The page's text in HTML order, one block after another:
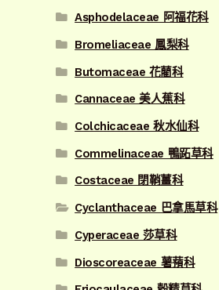
Asphodelaceae 阿福花科
Bromeliaceae 鳳梨科
Butomaceae 花藺科
Cannaceae 美人蕉科
Colchicaceae 秋水仙科
Commelinaceae 鴨跖草科
Costaceae 閉鞘薑科
Cyclanthaceae 巴拿馬草科
Cyperaceae 莎草科
Dioscoreaceae 薯蕷科